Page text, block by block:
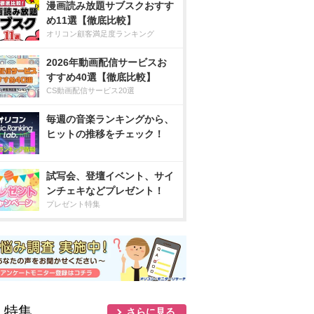
漫画読み放題サブスクおすす
め11選【徹底比較】
オリコン顧客満足度ランキング
2026年動画配信サービスお
すすめ40選【徹底比較】
CS動画配信サービス20選
毎週の音楽ランキングから、
ヒットの推移をチェック！
試写会、登壇イベント、サイ
ンチェキなどプレゼント！
プレゼント特集
さらに見る